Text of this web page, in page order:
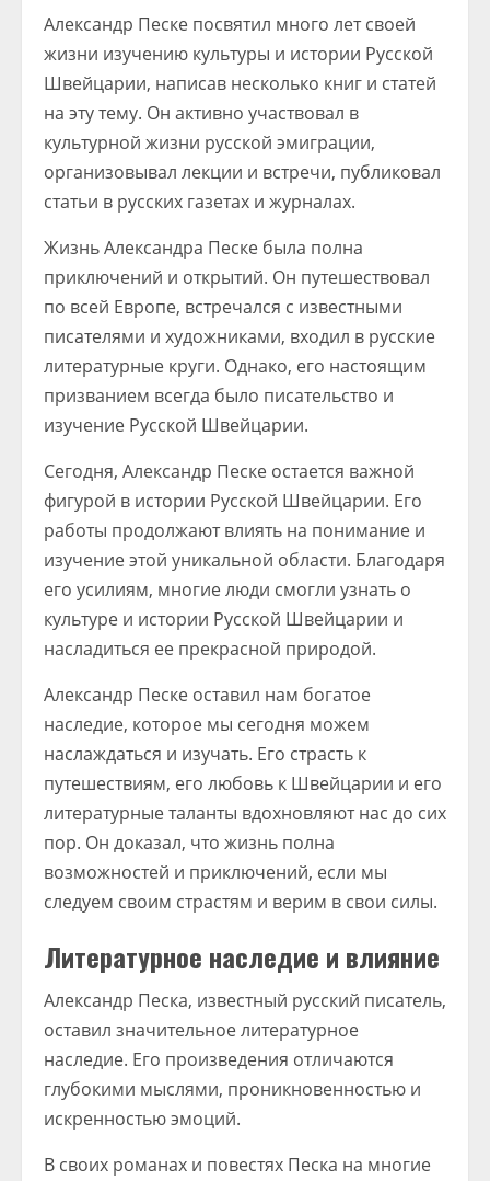
Александр Песке посвятил много лет своей
жизни изучению культуры и истории Русской
Швейцарии, написав несколько книг и статей
на эту тему. Он активно участвовал в
культурной жизни русской эмиграции,
организовывал лекции и встречи, публиковал
статьи в русских газетах и журналах.
Жизнь Александра Песке была полна
приключений и открытий. Он путешествовал
по всей Европе, встречался с известными
писателями и художниками, входил в русские
литературные круги. Однако, его настоящим
призванием всегда было писательство и
изучение Русской Швейцарии.
Сегодня, Александр Песке остается важной
фигурой в истории Русской Швейцарии. Его
работы продолжают влиять на понимание и
изучение этой уникальной области. Благодаря
его усилиям, многие люди смогли узнать о
культуре и истории Русской Швейцарии и
насладиться ее прекрасной природой.
Александр Песке оставил нам богатое
наследие, которое мы сегодня можем
наслаждаться и изучать. Его страсть к
путешествиям, его любовь к Швейцарии и его
литературные таланты вдохновляют нас до сих
пор. Он доказал, что жизнь полна
возможностей и приключений, если мы
следуем своим страстям и верим в свои силы.
Литературное наследие и влияние
Александр Песка, известный русский писатель,
оставил значительное литературное
наследие. Его произведения отличаются
глубокими мыслями, проникновенностью и
искренностью эмоций.
В своих романах и повестях Песка на многие